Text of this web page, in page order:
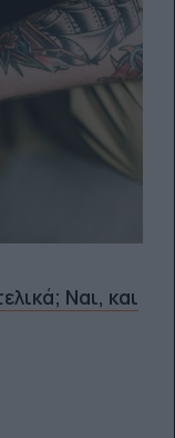
Ναι, και